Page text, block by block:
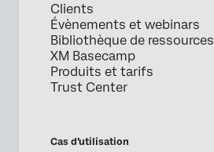
Envoyer
Clients
Évènements et webinars
Bibliothèque de ressources
XM Basecamp
Produits et tarifs
Trust Center
Cas d’utilisation